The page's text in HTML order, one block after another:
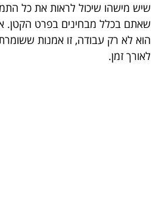
שיש מישהו שיכול לראות את כל
שאתם בכלל מבחינים בפרט הקטן.
הוא לא רק עבודה, זו אמנות
לאורך זמן.